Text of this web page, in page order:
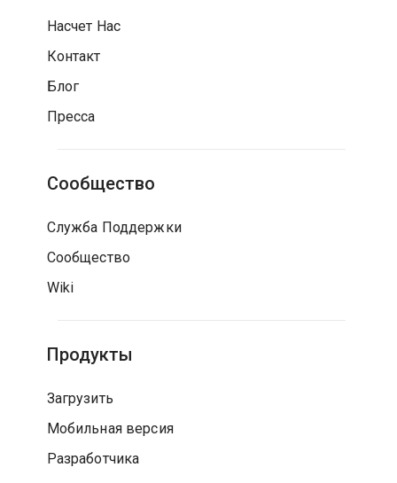
Насчет Нас
Контакт
Блог
Пресса
Сообщество
Служба Поддержки
Сообщество
Wiki
Продукты
Загрузить
Мобильная версия
Разработчика